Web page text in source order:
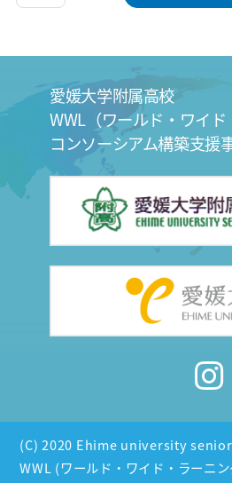
愛媛大学附属高校
WWL（ワールド・ワイド
コンソーシアム構築支援
(C) 2020 Ehime university
WWL (ワールド・ワイド・ラーニ